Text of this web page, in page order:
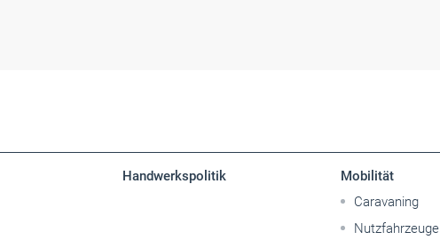
Handwerkspolitik
Mobilität
Caravaning
Nutzfahrzeuge